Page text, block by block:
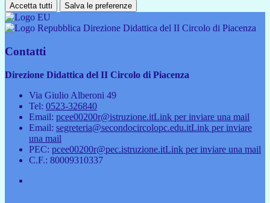
Accetta tutti Salva le preferenze
Direzione Didattica del II Circolo di Piacenza
Contatti
Direzione Didattica del II Circolo di Piacenza
Via Giulio Alberoni 49
Tel: 0523-326840
Email: pcee00200r@istruzione.itLink per inviare una mail
Email: segreteria@secondocircolopc.edu.itLink per inviare
una mail
PEC: pcee00200r@pec.istruzione.itLink per inviare una mail
C.F.: 80009310337